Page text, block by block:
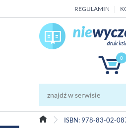
REGULAMIN
0
ISBN: 978-83-02-